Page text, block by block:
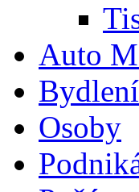
Auto
Bydlení
Osoby